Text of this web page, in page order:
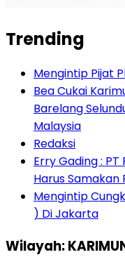
Trending
Mengintip Pijat
Bea Cukai
Barelang
Malaysia
Redaksi
Erry Gading :
Harus Samakan
Mengintip
) Di Jakarta
Wilayah: